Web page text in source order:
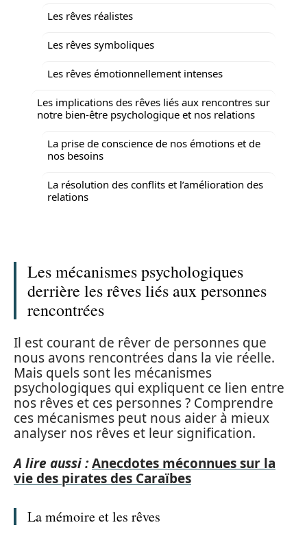
Les rêves réalistes
Les rêves symboliques
Les rêves émotionnellement intenses
Les implications des rêves liés aux rencontres sur
notre bien-être psychologique et nos relations
La prise de conscience de nos émotions et de
nos besoins
La résolution des conflits et l’amélioration des
relations
Les mécanismes psychologiques
derrière les rêves liés aux personnes
rencontrées
Il est courant de rêver de personnes que
nous avons rencontrées dans la vie réelle.
Mais quels sont les mécanismes
psychologiques qui expliquent ce lien entre
nos rêves et ces personnes ? Comprendre
ces mécanismes peut nous aider à mieux
analyser nos rêves et leur signification.
A lire aussi :Anecdotes méconnues sur la
vie des pirates des Caraïbes
La mémoire et les rêves